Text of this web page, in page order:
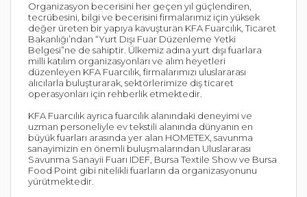
Organizasyon becerisini her geçen yıl güçlendiren,
tecrübesini, bilgi ve becerisini firmalarımız için yüksek
değer üreten bir yapıya kavuşturan KFA Fuarcılık, Ticaret
Bakanlığı’ndan “Yurt Dışı Fuar Düzenleme Yetki
Belgesi”ne de sahiptir. Ülkemiz adına yurt dışı fuarlara
milli katılım organizasyonları ve alım heyetleri
düzenleyen KFA Fuarcılık, firmalarımızı uluslararası
alıcılarla buluşturarak, sektörlerimize dış ticaret
operasyonları için rehberlik etmektedir.
KFA Fuarcılık ayrıca fuarcılık alanındaki deneyimi ve
uzman personeliyle ev tekstili alanında dünyanın en
büyük fuarları arasında yer alan HOMETEX, savunma
sanayimizin en önemli buluşmalarından Uluslararası
Savunma Sanayii Fuarı IDEF, Bursa Textile Show ve Bursa
Food Point gibi nitelikli fuarların da organizasyonunu
yürütmektedir.